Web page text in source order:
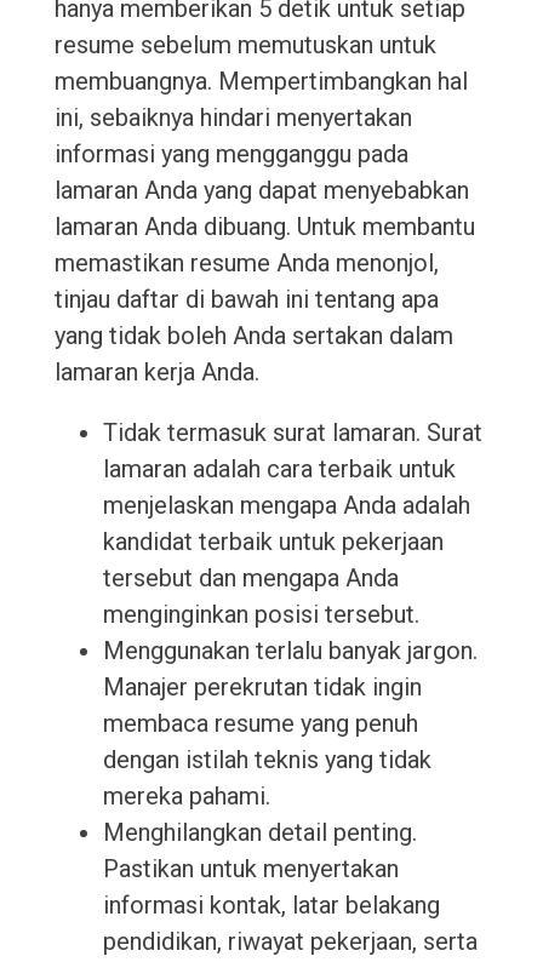
hanya memberikan 5 detik untuk setiap
resume sebelum memutuskan untuk
membuangnya. Mempertimbangkan hal
ini, sebaiknya hindari menyertakan
informasi yang mengganggu pada
lamaran Anda yang dapat menyebabkan
lamaran Anda dibuang. Untuk membantu
memastikan resume Anda menonjol,
tinjau daftar di bawah ini tentang apa
yang tidak boleh Anda sertakan dalam
lamaran kerja Anda.
Tidak termasuk surat lamaran. Surat
lamaran adalah cara terbaik untuk
menjelaskan mengapa Anda adalah
kandidat terbaik untuk pekerjaan
tersebut dan mengapa Anda
menginginkan posisi tersebut.
Menggunakan terlalu banyak jargon.
Manajer perekrutan tidak ingin
membaca resume yang penuh
dengan istilah teknis yang tidak
mereka pahami.
Menghilangkan detail penting.
Pastikan untuk menyertakan
informasi kontak, latar belakang
pendidikan, riwayat pekerjaan, serta